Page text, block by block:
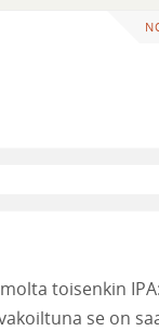
toisenkin
se on